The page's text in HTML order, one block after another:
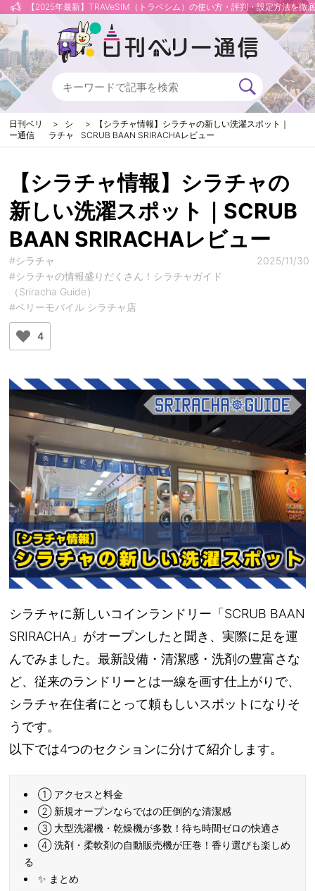
【2025年最新】TRAVeSIM（トラベシム）の使い方・評判・設定方法を徹
日刊ベリ
ー通信
シ
ラチャ
【シラチャ情報】シラチャの新しい洗濯スポット｜
SCRUB BAAN SRIRACHAレビュー
【シラチャ情報】シラチャの
新しい洗濯スポット｜SCRUB
BAAN SRIRACHAレビュー
#シラチャ
#シラチャの情報盛りだくさん！シラチャガイド
（Sriracha Guide）
#ベリーモバイル シラチャ店
2025/11/30
4
シラチャに新しいコインランドリー「SCRUB BAAN
SRIRACHA」がオープンしたと聞き、実際に足を運
んでみました。最新設備・清潔感・洗剤の豊富さな
ど、従来のランドリーとは一線を画す仕上がりで、
シラチャ在住者にとって頼もしいスポットになりそ
うです。
以下では4つのセクションに分けて紹介します。
① アクセスと料金
② 新規オープンならではの圧倒的な清潔感
③ 大型洗濯機・乾燥機が多数！待ち時間ゼロの快適さ
④ 洗剤・柔軟剤の自動販売機が圧巻！香り選びも楽しめ
る
✨ まとめ